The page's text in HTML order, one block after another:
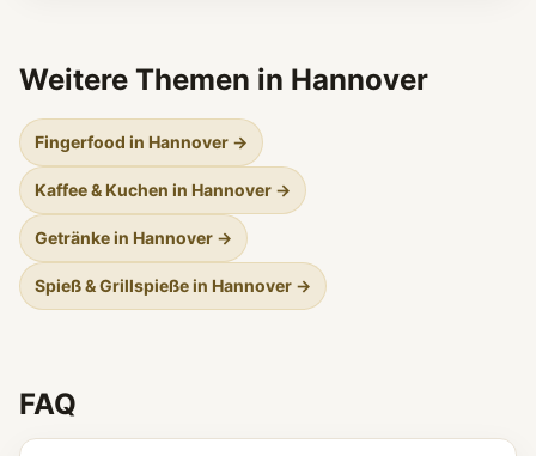
Weitere Themen in Hannover
Fingerfood in Hannover →
Kaffee & Kuchen in Hannover →
Getränke in Hannover →
Spieß & Grillspieße in Hannover →
FAQ